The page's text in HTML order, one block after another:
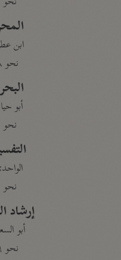
ابن عطية
نحو ٨ مجلدات
أبو حيان
نحو ١٦ مجلدًا
الواحدي
نحو ٢٢ مجلدًا
إرشاد
أبو
نحو ٩ مجلدات